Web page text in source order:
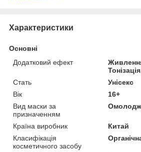
Характеристики
Основні
Додатковий ефект
Стать
Унісекс
Вік
16+
Вид маски за
призначенням
Країна виробник
Китай
Класифікація
косметичного засобу